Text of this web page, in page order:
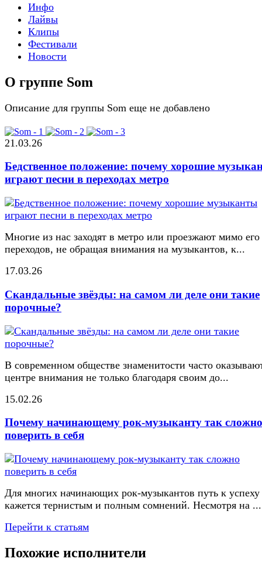
Инфо
Лайвы
Клипы
Фестивали
Новости
О группе Som
Описание для группы Som еще не добавлено
21.03.26
Бедственное положение: почему хорошие
играют песни в переходах метро
Многие из нас заходят в метро или проезжают мимо его
переходов, не обращая внимания на музыкантов, к...
17.03.26
Скандальные звёзды: на самом ли деле они такие
порочные?
В современном обществе знаменитости часто
центре внимания не только благодаря своим до...
15.02.26
Почему начинающему рок-музыканту так сложно
поверить в себя
Для многих начинающих рок-музыкантов путь к успеху
кажется тернистым и полным сомнений. Несмотря на ...
Перейти к статьям
Похожие исполнители